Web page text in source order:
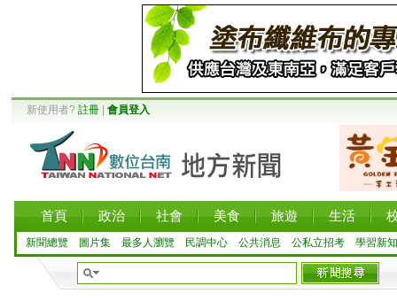
新使用者? 註冊 會員登入
首頁 政治 社會 美食 旅遊 生活
新聞總覽 圖片集 最多人瀏覽 民調中心 公共消息 公私立招考 學習新知